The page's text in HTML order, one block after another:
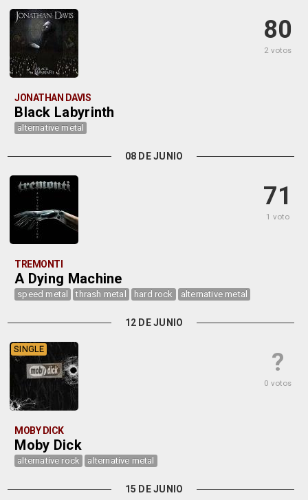
80
2 votos
JONATHAN DAVIS
Black Labyrinth
alternative metal
08 DE JUNIO
71
1 voto
TREMONTI
A Dying Machine
speed metal thrash metal hard rock alternative metal
12 DE JUNIO
?
0 votos
SINGLE
MOBY DICK
Moby Dick
alternative rock alternative metal
15 DE JUNIO